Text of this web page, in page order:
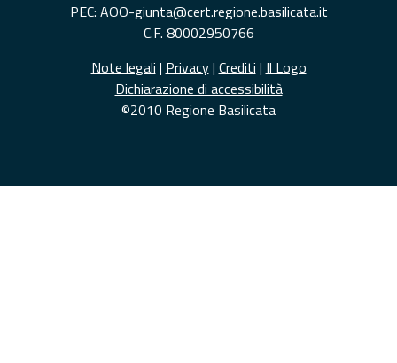
PEC: AOO-giunta@cert.regione.basilicata.it
C.F. 80002950766
Note legali | Privacy| Crediti | Il Logo
Dichiarazione di accessibilità
©2010 Regione Basilicata